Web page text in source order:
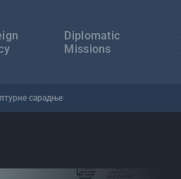
Diplomatic
Missions
сарадње